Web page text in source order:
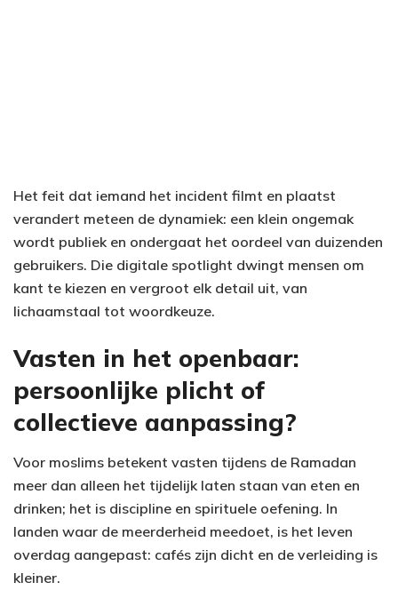
Het feit dat iemand het incident filmt en plaatst
verandert meteen de dynamiek: een klein ongemak
wordt publiek en ondergaat het oordeel van duizenden
gebruikers. Die digitale spotlight dwingt mensen om
kant te kiezen en vergroot elk detail uit, van
lichaamstaal tot woordkeuze.
Vasten in het openbaar:
persoonlijke plicht of
collectieve aanpassing?
Voor moslims betekent vasten tijdens de Ramadan
meer dan alleen het tijdelijk laten staan van eten en
drinken; het is discipline en spirituele oefening. In
landen waar de meerderheid meedoet, is het leven
overdag aangepast: cafés zijn dicht en de verleiding is
kleiner.